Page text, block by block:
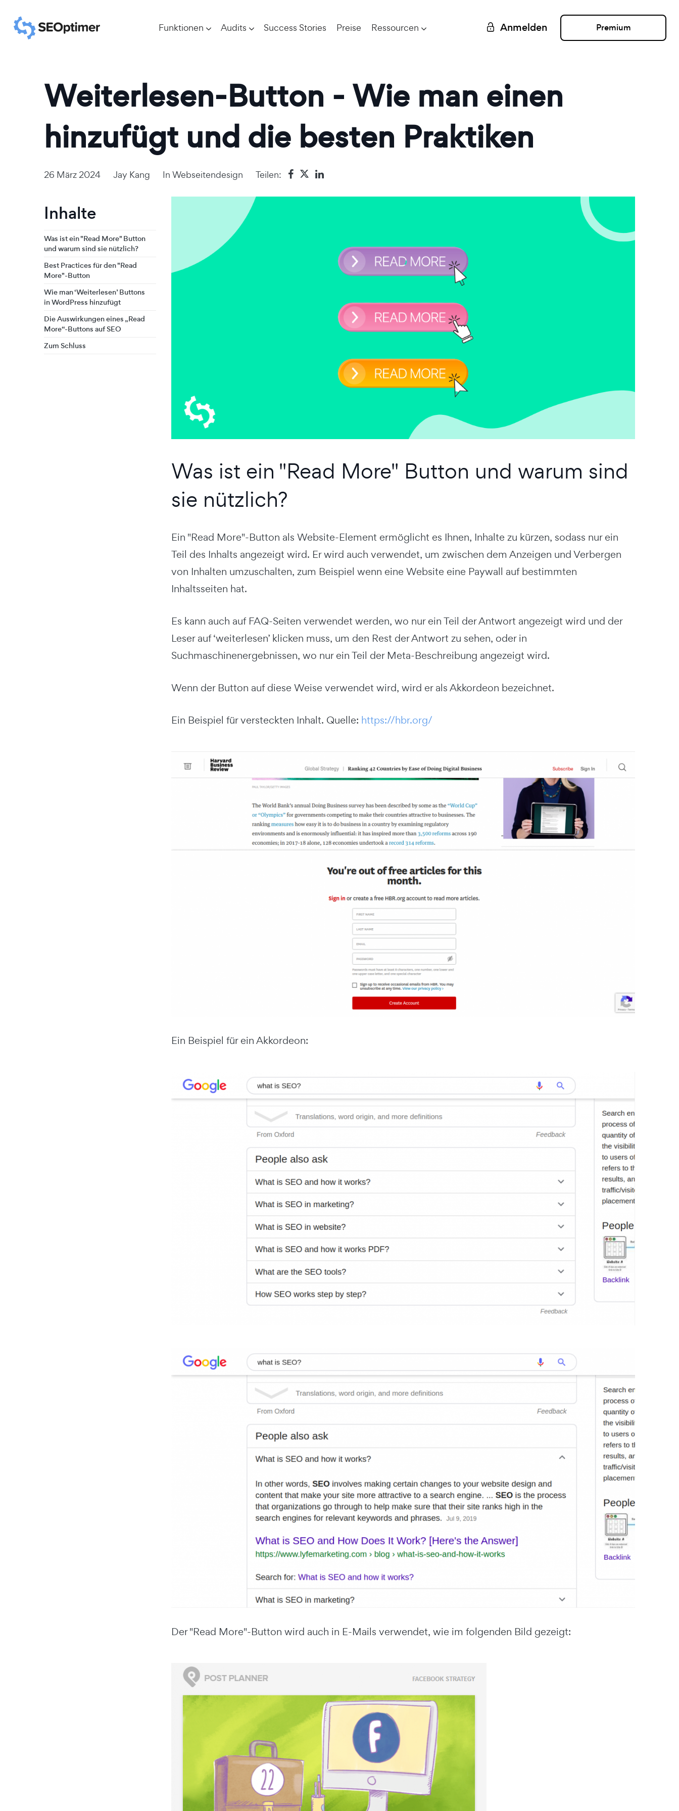
Funktionen Audits Success Stories Preise Ressourcen Anmelden Premium
Weiterlesen-Button - Wie man einen
hinzufügt und die besten Praktiken
26 März 2024 Jay Kang In Webseitendesign Teilen:
Inhalte
Was ist ein "Read More" Button
und warum sind sie nützlich?
Best Practices für den "Read
More"-Button
Wie man ‘Weiterlesen’ Buttons
in WordPress hinzufügt
Die Auswirkungen eines „Read
More“-Buttons auf SEO
Zum Schluss
Was ist ein "Read More" Button und warum sind
sie nützlich?
Ein "Read More"-Button als Website-Element ermöglicht es Ihnen, Inhalte zu kürzen, sodass nur ein
Teil des Inhalts angezeigt wird. Er wird auch verwendet, um zwischen dem Anzeigen und Verbergen
von Inhalten umzuschalten, zum Beispiel wenn eine Website eine Paywall auf bestimmten
Inhaltsseiten hat.
Es kann auch auf FAQ-Seiten verwendet werden, wo nur ein Teil der Antwort angezeigt wird und der
Leser auf ‘weiterlesen’ klicken muss, um den Rest der Antwort zu sehen, oder in
Suchmaschinenergebnissen, wo nur ein Teil der Meta-Beschreibung angezeigt wird.
Wenn der Button auf diese Weise verwendet wird, wird er als Akkordeon bezeichnet.
Ein Beispiel für versteckten Inhalt. Quelle: https://hbr.org/
Ein Beispiel für ein Akkordeon:
Der "Read More"-Button wird auch in E-Mails verwendet, wie im folgenden Bild gezeigt: